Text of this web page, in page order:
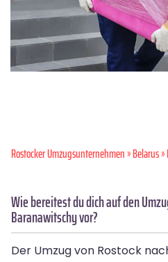
Rostocker Umzugsunternehmen»Belarus
Wie bereitest du dich auf den
Baranawitschy vor?
Der Umzug von Rostock